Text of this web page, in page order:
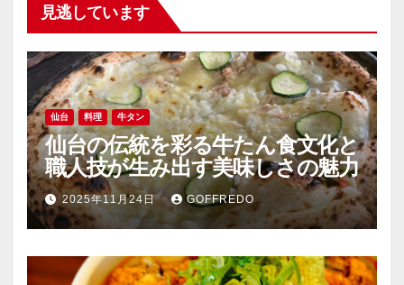
見逃しています
仙台 料理 牛タン
仙台の伝統を彩る牛たん食文化と
職人技が生み出す美味しさの魅力
2025年11月24日 GOFFREDO